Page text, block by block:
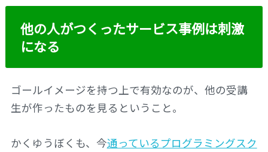
他の人がつくったサービス事例は刺激
になる
ゴールイメージを持つ上で有効なのが、他の受講
生が作ったものを見るということ。
かくゆうぼくも、今通っているプログラミングスク